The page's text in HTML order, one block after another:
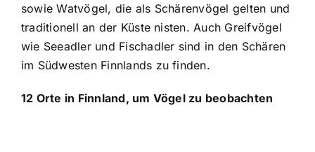
sowie Watvögel, die als Schärenvögel gelten und
traditionell an der Küste nisten. Auch Greifvögel
wie Seeadler und Fischadler sind in den Schären
im Südwesten Finnlands zu finden.
12 Orte in Finnland, um Vögel zu beobachten